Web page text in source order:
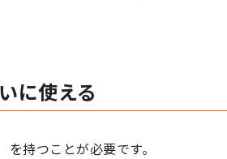
に使える
持つことが必要です。